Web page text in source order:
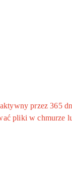
przez 365
pliki w chmurze